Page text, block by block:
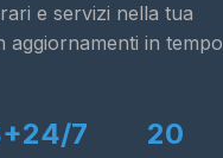
e servizi nella tua
aggiornamenti in tempo
24/7 20